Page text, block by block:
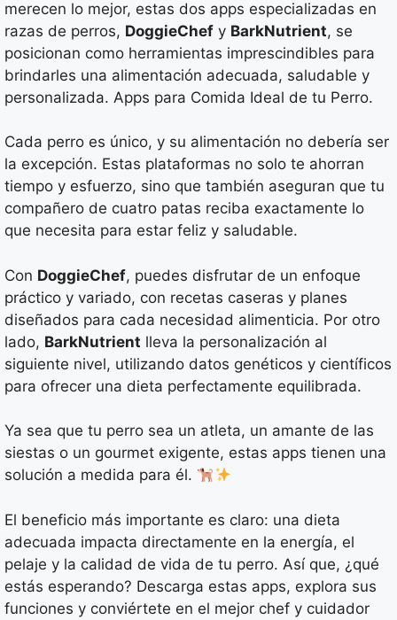
merecen lo mejor, estas dos apps especializadas en
razas de perros, DoggieChef y BarkNutrient, se
posicionan como herramientas imprescindibles para
brindarles una alimentación adecuada, saludable y
personalizada. Apps para Comida Ideal de tu Perro.
Cada perro es único, y su alimentación no debería ser
la excepción. Estas plataformas no solo te ahorran
tiempo y esfuerzo, sino que también aseguran que tu
compañero de cuatro patas reciba exactamente lo
que necesita para estar feliz y saludable.
Con DoggieChef, puedes disfrutar de un enfoque
práctico y variado, con recetas caseras y planes
diseñados para cada necesidad alimenticia. Por otro
lado, BarkNutrient lleva la personalización al
siguiente nivel, utilizando datos genéticos y científicos
para ofrecer una dieta perfectamente equilibrada.
Ya sea que tu perro sea un atleta, un amante de las
siestas o un gourmet exigente, estas apps tienen una
solución a medida para él.
El beneficio más importante es claro: una dieta
adecuada impacta directamente en la energía, el
pelaje y la calidad de vida de tu perro. Así que, ¿qué
estás esperando? Descarga estas apps, explora sus
funciones y conviértete en el mejor chef y cuidador